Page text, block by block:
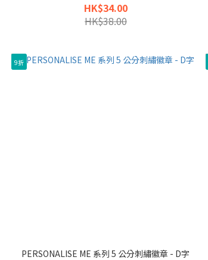
HK$34.00
HK$38.00
9折
PERSONALISE ME 系列 5 公分刺繡徽章 - D字